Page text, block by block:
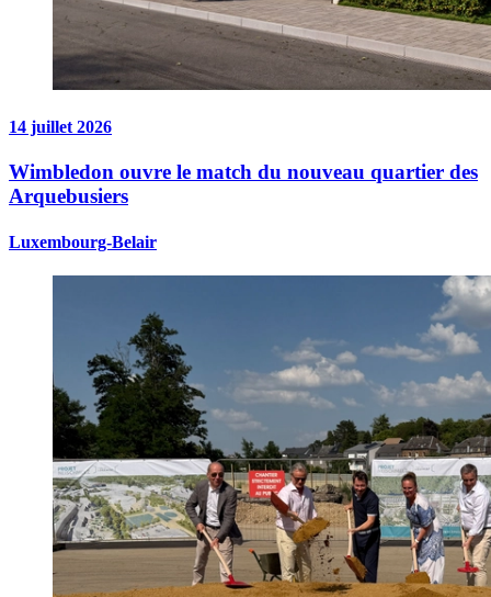
14 juillet 2026
Wimbledon ouvre le match du nouveau quartier des
Arquebusiers
Luxembourg-Belair